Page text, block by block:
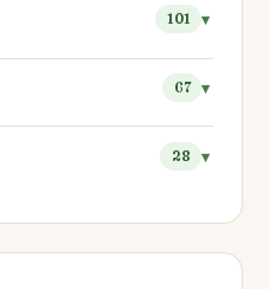
101
67
28